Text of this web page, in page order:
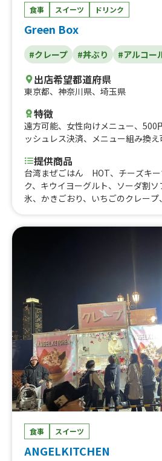
食事 スイーツ ドリンク
Green Box
#クレープ #丼ぶり #アルコー
出店希望都道府県
東京都、 神奈川県、 埼玉県
特徴
遠方可能、 女性向けメニュー、 500
ッシュレス決済、 メニュー組み換え
提供商品
台湾まぜごはん HOT、チーズキ
ク、キウイヨーグルト、ソーダ割ソ
氷、かきごおり、いちごのクレー
ラメルシナモン、チョコバナナ、
食事 スイーツ
ANGELKITCHEN